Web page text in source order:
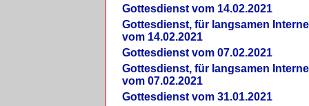
Gottesdienst vom 14.02.2021
Gottesdienst, für langsamen
vom 14.02.2021
Gottesdienst vom 07.02.2021
Gottesdienst, für langsamen
vom 07.02.2021
Gottesdienst vom 31.01.2021